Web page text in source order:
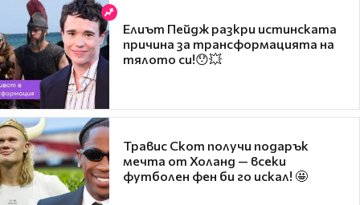
Елиът Пейдж разкри истинската
причина за трансформацията на
тялото си!😯💥
Травис Скот получи подарък
мечта от Холанд — всеки
футболен фен би го искал! 🤩